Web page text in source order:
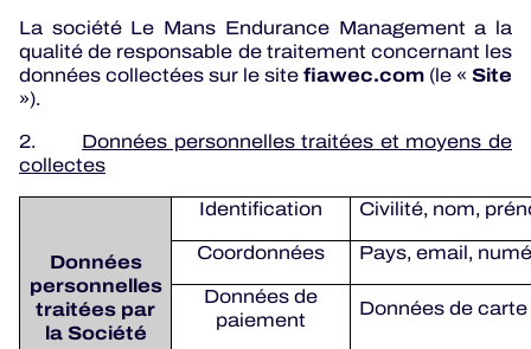
La société Le Mans Endurance Management a la
qualité de responsable de traitement concernant les
données collectées sur le sitefiawec.com (le « Site
»).
2. Données personnelles traitées et moyens de
collectes
Données
personnelles
traitées par
la Société
Identification
Civilité, nom,
Coordonnées
Pays, email,
Données de
paiement
Données de